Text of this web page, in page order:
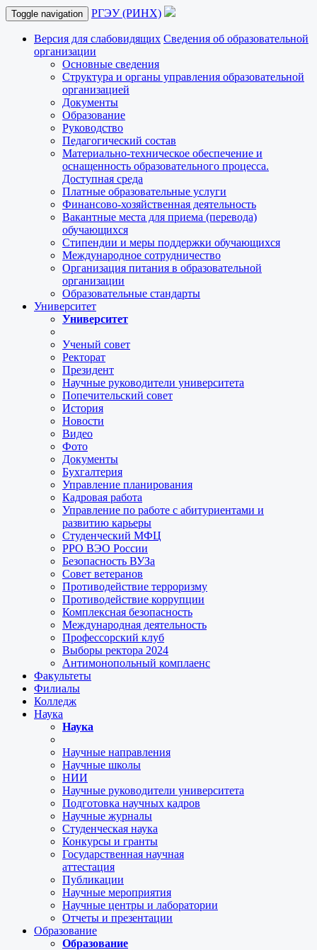
Toggle navigation РГЭУ (РИНХ)
Версия для слабовидящих Сведения об образовательной
организации
Основные сведения
Структура и органы управления образовательной
организацией
Документы
Образование
Руководство
Педагогический состав
Материально-техническое обеспечение и
оснащенность образовательного процесса.
Доступная среда
Платные образовательные услуги
Финансово-хозяйственная деятельность
Вакантные места для приема (перевода)
обучающихся
Стипендии и меры поддержки обучающихся
Международное сотрудничество
Организация питания в образовательной
организации
Образовательные стандарты
Университет
Университет
Ученый совет
Ректорат
Президент
Научные руководители университета
Попечительский совет
История
Новости
Видео
Фото
Документы
Бухгалтерия
Управление планирования
Кадровая работа
Управление по работе с абитуриентами и
развитию карьеры
Студенческий МФЦ
РРО ВЭО России
Безопасность ВУЗа
Совет ветеранов
Противодействие терроризму
Противодействие коррупции
Комплексная безопасность
Международная деятельность
Профессорский клуб
Выборы ректора 2024
Антимонопольный комплаенс
Факультеты
Филиалы
Колледж
Наука
Наука
Научные направления
Научные школы
НИИ
Научные руководители университета
Подготовка научных кадров
Научные журналы
Студенческая наука
Конкурсы и гранты
Государственная научная
аттестация
Публикации
Научные мероприятия
Научные центры и лаборатории
Отчеты и презентации
Образование
Образование